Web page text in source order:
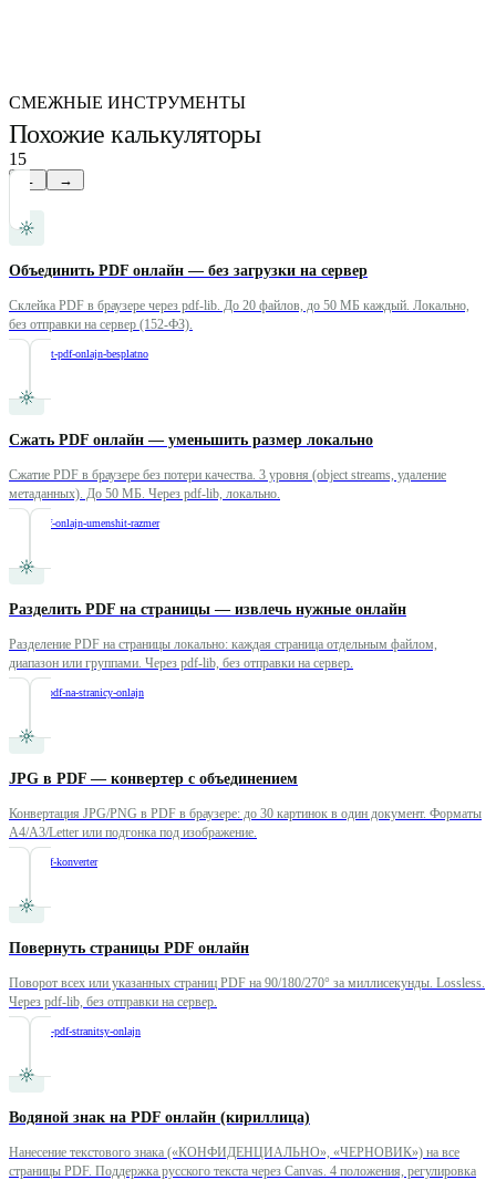
СМЕЖНЫЕ ИНСТРУМЕНТЫ
Похожие калькуляторы
15
← →
Объединить PDF онлайн — без загрузки на сервер
Склейка PDF в браузере через pdf-lib. До 20 файлов, до 50 МБ каждый. Локально,
без отправки на сервер (152-ФЗ).
obyedinit-pdf-onlajn-besplatno
Сжать PDF онлайн — уменьшить размер локально
Сжатие PDF в браузере без потери качества. 3 уровня (object streams, удаление
метаданных). До 50 МБ. Через pdf-lib, локально.
szhat-pdf-onlajn-umenshit-razmer
Разделить PDF на страницы — извлечь нужные онлайн
Разделение PDF на страницы локально: каждая страница отдельным файлом,
диапазон или группами. Через pdf-lib, без отправки на сервер.
razdelit-pdf-na-stranicy-onlajn
JPG в PDF — конвертер с объединением
Конвертация JPG/PNG в PDF в браузере: до 30 картинок в один документ. Форматы
A4/A3/Letter или подгонка под изображение.
jpg-v-pdf-konverter
Повернуть страницы PDF онлайн
Поворот всех или указанных страниц PDF на 90/180/270° за миллисекунды. Lossless.
Через pdf-lib, без отправки на сервер.
povernut-pdf-stranitsy-onlajn
Водяной знак на PDF онлайн (кириллица)
Нанесение текстового знака («КОНФИДЕНЦИАЛЬНО», «ЧЕРНОВИК») на все
страницы PDF. Поддержка русского текста через Canvas. 4 положения, регулировка